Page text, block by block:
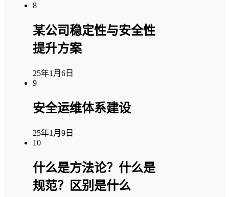
8
某公司稳定性与安全性
提升方案
25年1月6日
9
安全运维体系建设
25年1月9日
10
什么是方法论？什么是
规范？区别是什么